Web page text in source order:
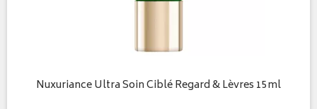
Nuxuriance Ultra Soin Ciblé Regard & Lèvres 15ml